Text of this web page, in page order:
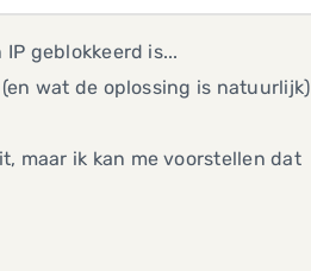
geblokkeerd is...
wat de oplossing is natuurlijk)
maar ik kan me voorstellen dat